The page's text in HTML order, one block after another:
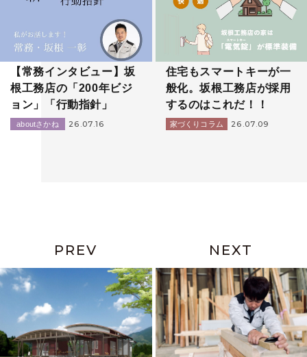
【常務インタビュー】坂
根工務店の「200年ビジ
ョン」「行動指針」
aboutさかね 26.07.16
住宅もスマートキーが一
般化。坂根工務店が採用
するのはこれだ！！
家づくりコラム 26.07.09
PREV NEXT